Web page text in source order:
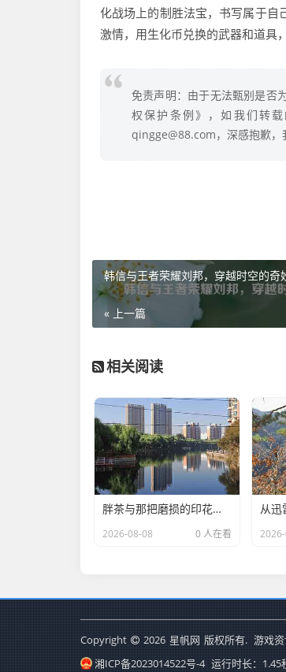
化战场上的制胜法宝，书写属于自
激情，用生化币兑换的武器和道具
免责声明：由于无法甄别是否
权保护条例》，如我们转
qingge@88.com，深感抱歉，
韩信与王者荣耀刘邦，穿越时空的奇
« 上一篇
相关阅读
胖茶与那把磨损的印花集，一个CSGO咸鱼玩家的自我修养-csgo胖茶
2026-08-08 0 人在看
Copyright 2026 星帆网 版权所有. 游戏
湘ICP备2023014522号-4 运行时长：1.45